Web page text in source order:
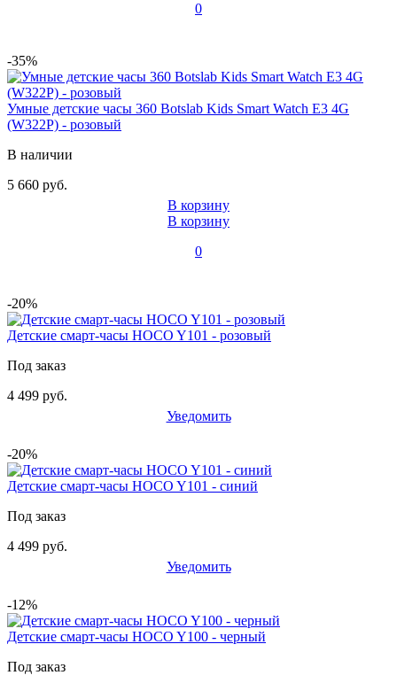
0
-35%
Умные детские часы 360 Botslab Kids Smart Watch E3 4G
(W322P) - розовый
В наличии
5 660 руб.
В корзину
В корзину
0
-20%
Детские смарт-часы HOCO Y101 - розовый
Под заказ
4 499 руб.
Уведомить
-20%
Детские смарт-часы HOCO Y101 - синий
Под заказ
4 499 руб.
Уведомить
-12%
Детские смарт-часы HOCO Y100 - черный
Под заказ